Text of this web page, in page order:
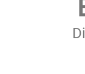
SECHSTER